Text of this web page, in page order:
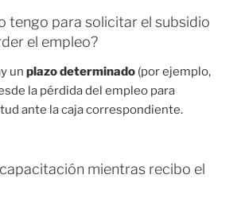
tengo para solicitar el subsidio
el empleo?
un plazo determinado(por ejemplo,
la pérdida del empleo para
ante la caja correspondiente.
mientras recibo el